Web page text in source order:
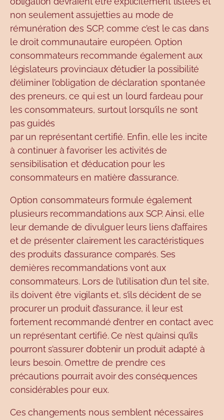
non seulement assujetties au mode de
rémunération des SCP, comme c’est le cas dans
le droit communautaire européen. Option
consommateurs recommande également aux
législateurs provinciaux d’étudier la possibilité
d’éliminer l’obligation de déclaration spontanée
des preneurs, ce qui est un lourd fardeau pour
les consommateurs, surtout lorsqu’ils ne sont
pas guidés
par un représentant certifié. Enfin, elle les incite
à continuer à favoriser les activités de
sensibilisation et d’éducation pour les
consommateurs en matière d’assurance.
Option consommateurs formule également
plusieurs recommandations aux SCP. Ainsi, elle
leur demande de divulguer leurs liens d’affaires
et de présenter clairement les caractéristiques
des produits d’assurance comparés. Ses
dernières recommandations vont aux
consommateurs. Lors de l’utilisation d’un tel site,
ils doivent être vigilants et, s’ils décident de se
procurer un produit d’assurance, il leur est
fortement recommandé d’entrer en contact avec
un représentant certifié. Ce n’est qu’ainsi qu’ils
pourront s’assurer d’obtenir un produit adapté à
leurs besoin. Omettre de prendre ces
précautions pourrait avoir des conséquences
considérables pour eux.
Ces changements nous semblent nécessaires